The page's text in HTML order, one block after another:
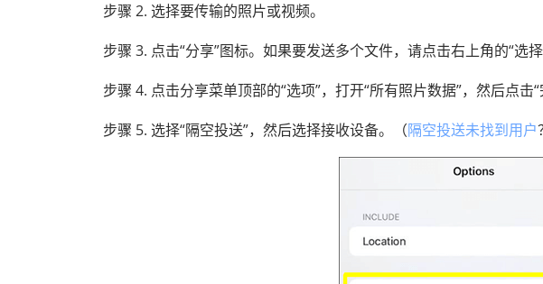
步骤 2. 选择要传输的照片或视频。
步骤 3. 点击“分享”图标。如果要发送多个文件，请点击右上角的“选择
步骤 4. 点击分享菜单顶部的“选项”，打开“所有照片数据”，然后点击“
步骤 5. 选择“隔空投送”，然后选择接收设备。（隔空投送未找到用户